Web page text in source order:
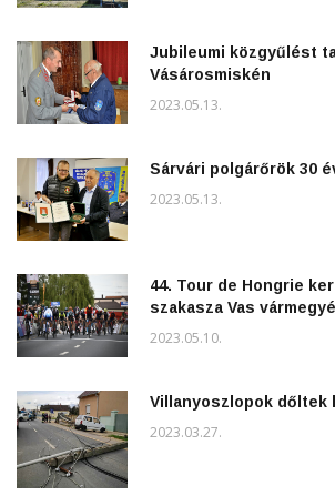
Jubileumi közgyűlést
Vásárosmiskén
2023.05.13.
Sárvári polgárőrök 30
2023.05.13.
44. Tour de Hongrie
szakasza Vas
2023.05.10.
Villanyoszlopok dőltek
2023.03.27.